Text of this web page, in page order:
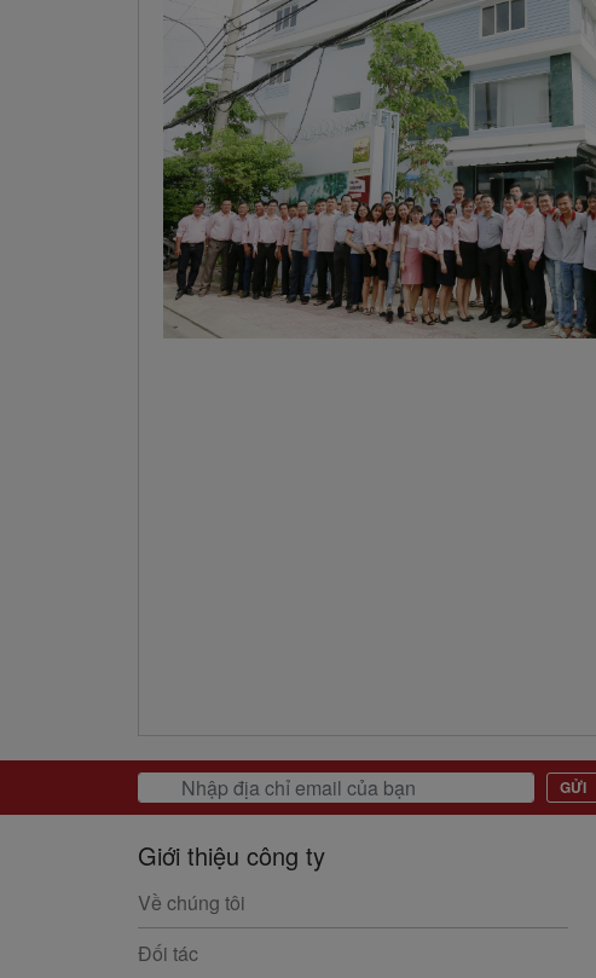
GỬI
Giới thiệu công ty
Về chúng tôi
Đối tác